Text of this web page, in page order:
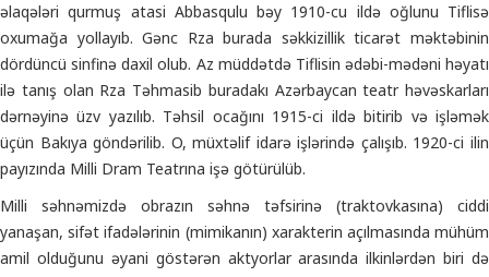
əlaqələri qurmuş atasi Abbasqulu bəy 1910-cu ildə oğlunu Tiflisə
oxumağa yollayıb. Gənc Rza burada səkkizillik ticarət məktəbinin
dördüncü sinfinə daxil olub. Az müddətdə Tiflisin ədəbi-mədəni həyatı
ilə tanış olan Rza Təhmasib buradakı Azərbaycan teatr həvəskarları
dərnəyinə üzv yazılıb. Təhsil ocağını 1915-ci ildə bitirib və işləmək
üçün Bakıya göndərilib. O, müxtəlif idarə işlərində çalışıb. 1920-ci ilin
payızında Milli Dram Teatrına işə götürülüb.
Milli səhnəmizdə obrazın səhnə təfsirinə (traktovkasına) ciddi
yanaşan, sifət ifadələrinin (mimikanın) xarakterin açılmasında mühüm
amil olduğunu əyani göstərən aktyorlar arasında ilkinlərdən biri də